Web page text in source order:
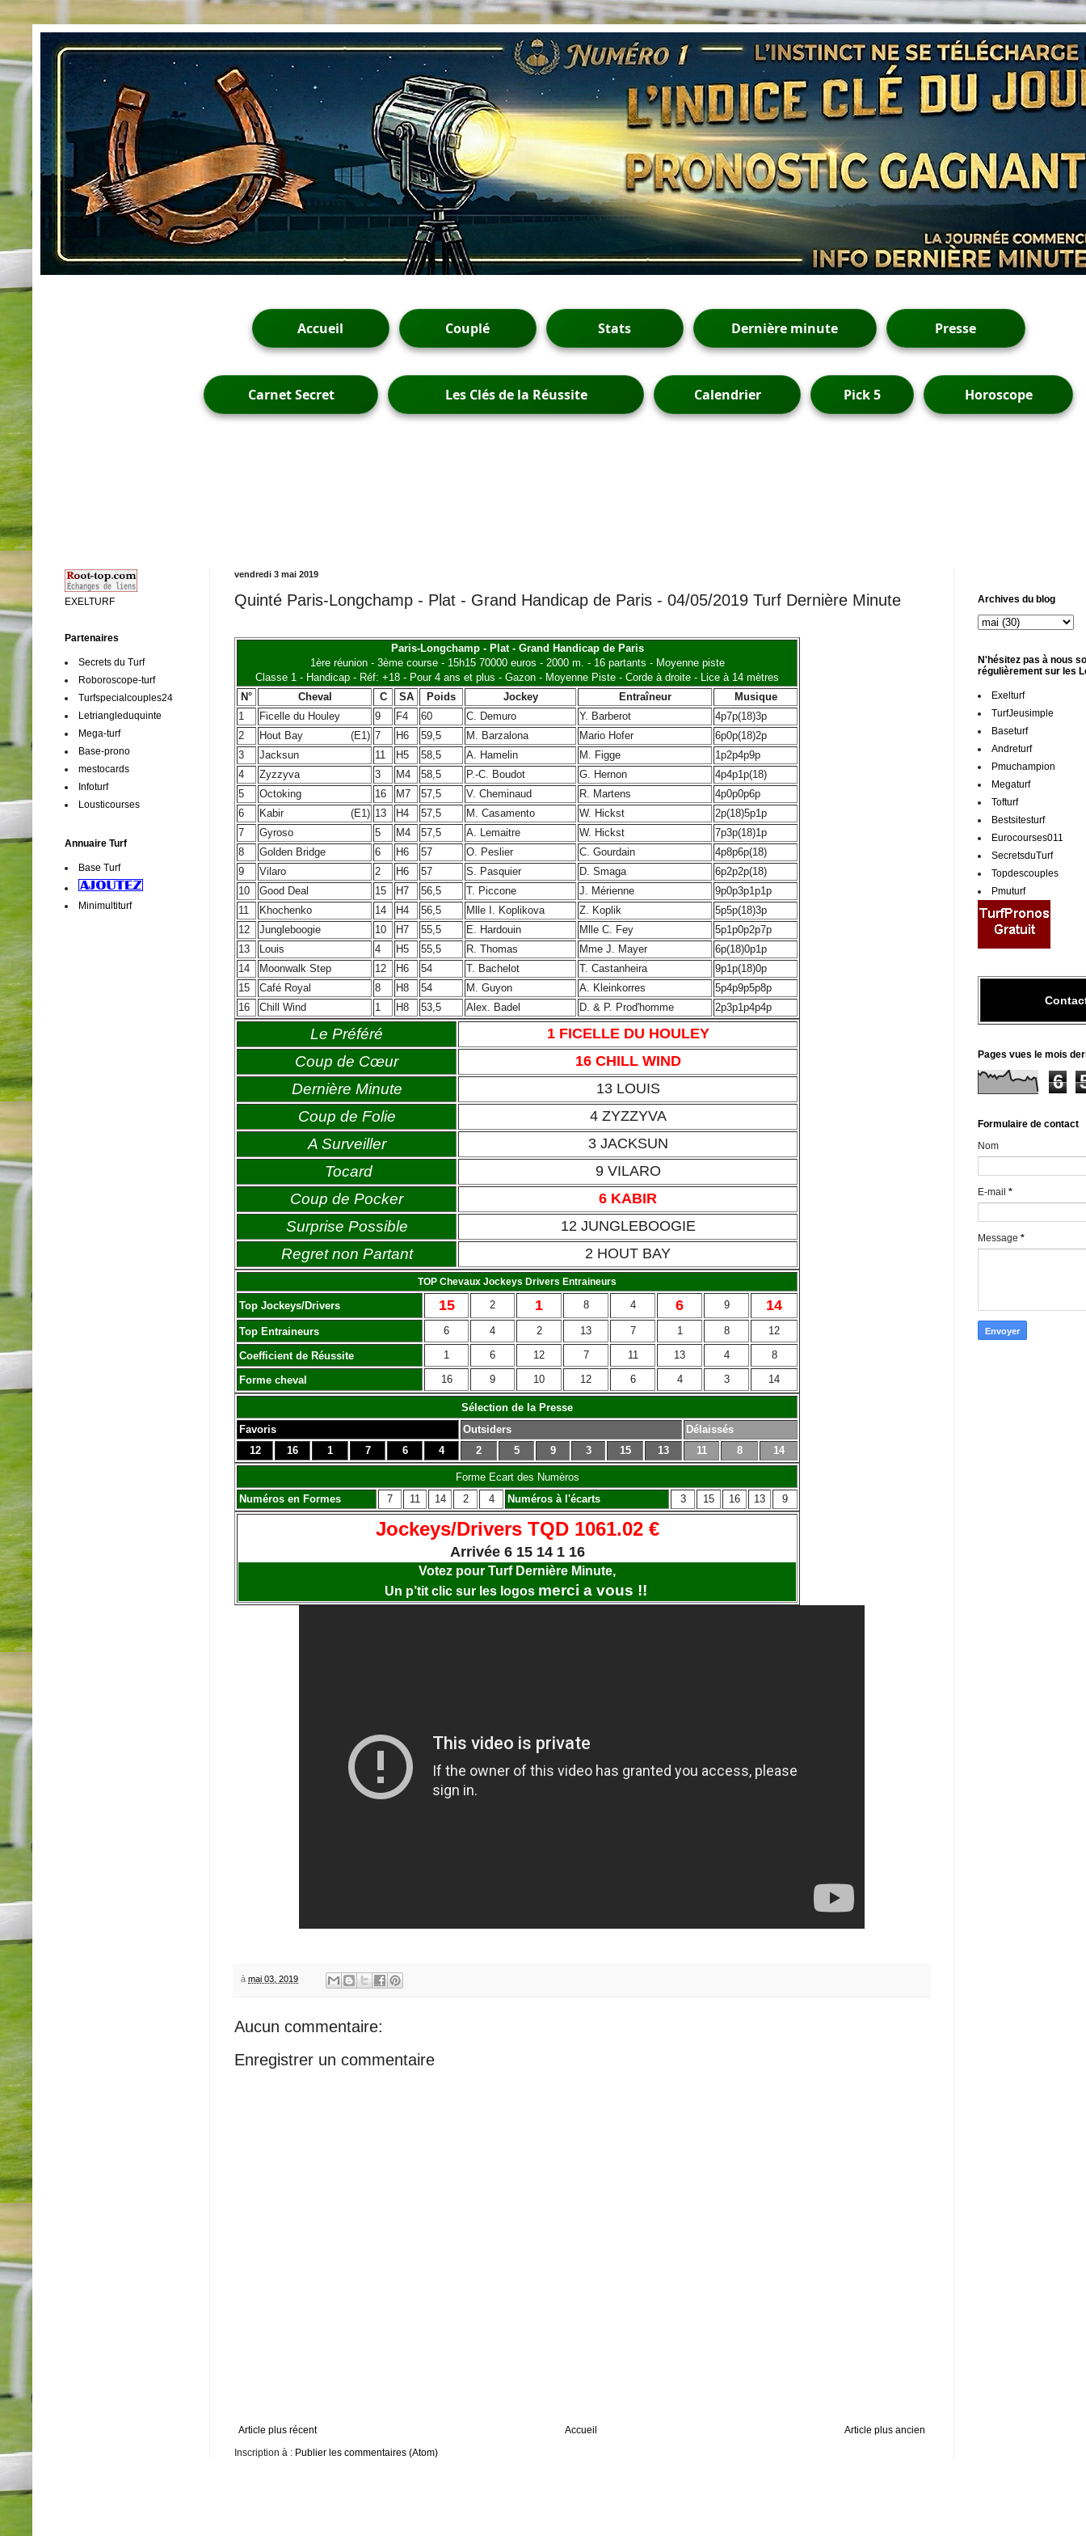
Accueil Couplé Stats Dernière minute Presse
Carnet Secret Les Clés de la Réussite Calendrier Pick 5 Horoscope
vendredi 3 mai 2019
Quinté Paris-Longchamp - Plat - Grand Handicap de Paris - 04/05/2019 Turf Dernière Minute
Paris-Longchamp - Plat - Grand Handicap de Paris
1ère réunion - 3ème course - 15h15 70000 euros - 2000 m. - 16 partants - Moyenne piste
Classe 1 - Handicap - Réf: +18 - Pour 4 ans et plus - Gazon - Moyenne Piste - Corde à droite - Lice à 14 mètres
N°
Cheval C SA Poids Jockey Entraîneur
Musique
1
Ficelle du Houley 9 F4 60 C. Demuro Y. Barberot
4p7p(18)3p
2
Hout Bay (E1) 7 H6 59,5 M. Barzalona Mario Hofer
6p0p(18)2p
3
Jacksun 11 H5 58,5 A. Hamelin M. Figge
1p2p4p9p
4
Zyzzyva 3 M4 58,5 P.-C. Boudot G. Hernon
4p4p1p(18)
5
Octoking 16 M7 57,5 V. Cheminaud R. Martens
4p0p0p6p
6
Kabir (E1) 13 H4 57,5 M. Casamento W. Hickst
2p(18)5p1p
7
Gyroso 5 M4 57,5 A. Lemaitre W. Hickst
7p3p(18)1p
8
Golden Bridge 6 H6 57 O. Peslier C. Gourdain
4p8p6p(18)
9
Vilaro 2 H6 57 S. Pasquier D. Smaga
6p2p2p(18)
10
Good Deal 15 H7 56,5 T. Piccone J. Mérienne
9p0p3p1p1p
11
Khochenko 14 H4 56,5 Mlle I. Koplikova Z. Koplik
5p5p(18)3p
12
Jungleboogie 10 H7 55,5 E. Hardouin Mlle C. Fey
5p1p0p2p7p
13
Louis 4 H5 55,5 R. Thomas Mme J. Mayer
6p(18)0p1p
14
Moonwalk Step 12 H6 54 T. Bachelot T. Castanheira
9p1p(18)0p
15
Café Royal 8 H8 54 M. Guyon A. Kleinkorres
5p4p9p5p8p
16
Chill Wind 1 H8 53,5 Alex. Badel D. & P. Prod'homme 2p3p1p4p4p
Le Préféré 1 FICELLE DU HOULEY
Coup de Cœur 16 CHILL WIND
Dernière Minute 13 LOUIS
Coup de Folie 4 ZYZZYVA
A Surveiller 3 JACKSUN
Tocard 9 VILARO
Coup de Pocker 6 KABIR
Surprise Possible 12 JUNGLEBOOGIE
Regret non Partant 2 HOUT BAY
TOP Chevaux Jockeys Drivers Entraineurs
Top Jockeys/Drivers 15 2 1 8 4 6 9 14
Top Entraineurs 6 4 2 13 7 1 8 12
Coefficient de Réussite 1 6 12 7 11 13 4 8
Forme cheval 16 9 10 12 6 4 3 14
Sélection de la Presse
Favoris
Outsiders
Délaissés
12
16 1 7 6 4 2 5 9 3 15 13 11 8 14
Forme Ecart des Numèros
Numéros en Formes
7 11 14 2 4 Numéros à l'écarts 3 15 16 13 9
Jockeys/Drivers TQD 1061.02 €
Arrivée 6 15 14 1 16
Votez pour Turf Dernière Minute,
Un p’tit clic sur les logos merci a vous !!
à mai 03, 2019
Aucun commentaire:
Enregistrer un commentaire
Article plus récent Article plus ancien
Accueil
Inscription à : Publier les commentaires (Atom)
EXELTURF
Partenaires
Secrets du Turf
Roboroscope-turf
Turfspecialcouples24
Letriangleduquinte
Mega-turf
Base-prono
mestocards
Infoturf
Lousticourses
Annuaire Turf
Base Turf
Minimultiturf
Archives du blog
N'hésitez pas à nous
régulièrement sur les
Exelturf
TurfJeusimple
Baseturf
Andreturf
Pmuchampion
Megaturf
Tofturf
Bestsitesturf
Eurocourses011
SecretsduTurf
Topdescouples
Pmuturf
Pages vues le mois
6
Formulaire de contact
Nom
E-mail *
Message *